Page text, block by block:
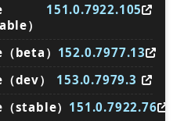
）
151.0.7922.105
beta） 152.0.7977.13
dev）
153.0.7979.3
stable） 151.0.7922.76